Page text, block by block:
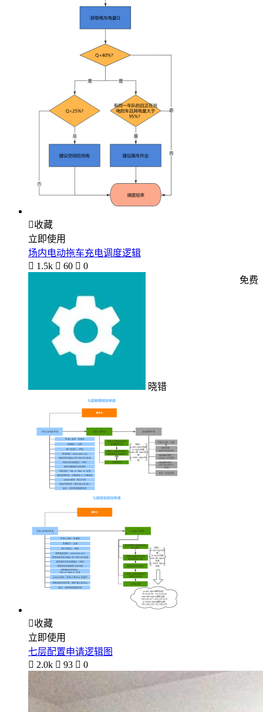
收藏
立即使用
场内电动拖车充电调度逻辑
 1.5k  60  0
晓错
免费
收藏
立即使用
七层配置申请逻辑图
 2.0k  93  0